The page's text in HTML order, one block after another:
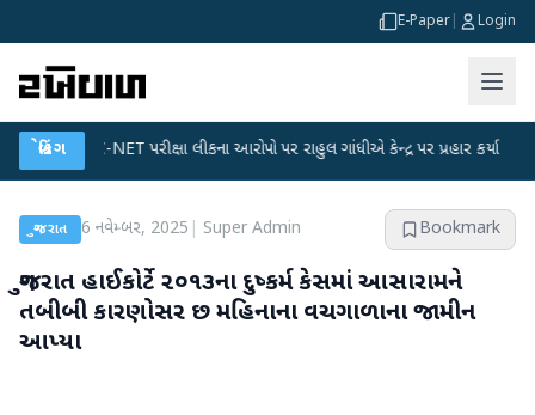
E-Paper Login
બ્રેકિંગ
UGC-NET પરીક્ષા લીકના આરોપો પર રાહુલ ગાંધીએ કેન્દ્ર પર પ્રહાર કર્યા ●
ગુજરાત 6 નવેમ્બર, 2025 Super Admin Bookmark
ગુજરાત હાઈકોર્ટે ૨૦૧૩ના દુષ્કર્મ કેસમાં આસારામને
તબીબી કારણોસર છ મહિનાના વચગાળાના જામીન
આપ્યા